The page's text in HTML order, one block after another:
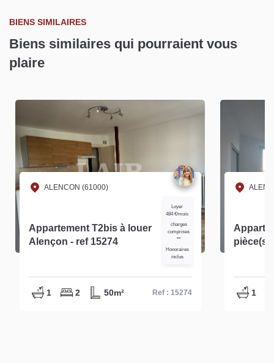
BIENS SIMILAIRES
Biens similaires qui pourraient vous
plaire
ALENCON (61000)
Appartement T2bis à louer
Alençon - ref 15274
Loyer
484 €/mois
charges
comprises
**
Honoraires
inclus
1 2 50m² Ref : 15274
pièce(s)
1